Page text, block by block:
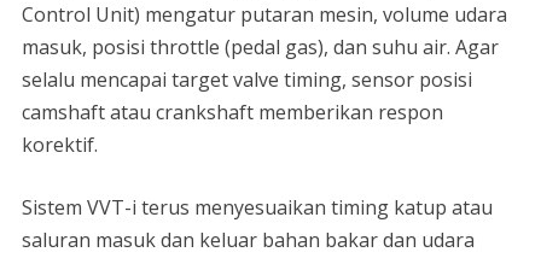
Control Unit) mengatur putaran mesin, volume udara
masuk, posisi throttle (pedal gas), dan suhu air. Agar
selalu mencapai target valve timing, sensor posisi
camshaft atau crankshaft memberikan respon
korektif.
Sistem VVT-i terus menyesuaikan timing katup atau
saluran masuk dan keluar bahan bakar dan udara